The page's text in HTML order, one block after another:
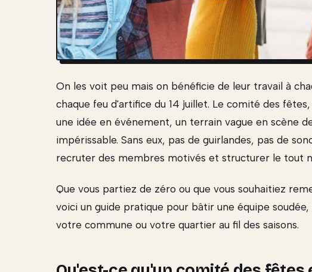
On les voit peu mais on bénéficie de leur travail à
chaque feu d'artifice du 14 juillet. Le comité des
une idée en événement, un terrain vague en scène
impérissable. Sans eux, pas de guirlandes, pas de
recruter des membres motivés et structurer le tout
Que vous partiez de zéro ou que vous souhaitiez
voici un guide pratique pour bâtir une équipe
votre commune ou votre quartier au fil des saisons.